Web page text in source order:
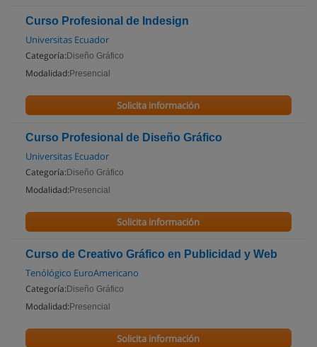
Curso Profesional de Indesign
Universitas Ecuador
Categoría: Diseño Gráfico
Modalidad: Presencial
Solicita información
Curso Profesional de Diseño Gráfico
Universitas Ecuador
Categoría: Diseño Gráfico
Modalidad: Presencial
Solicita información
Curso de Creativo Gráfico en Publicidad y Web
Tenólógico EuroAmericano
Categoría: Diseño Gráfico
Modalidad: Presencial
Solicita información